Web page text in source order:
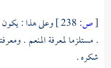
[ص:
وعلى هذا : يكون
. مستلزما لمعرفة المنعم .
شكره .